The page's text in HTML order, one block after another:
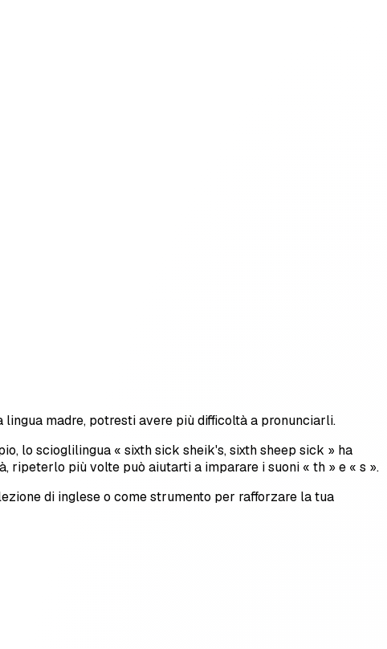
madre, potresti avere più difficoltà a pronunciarli.
lo scioglilingua « sixth sick sheik's, sixth sheep sick » ha
ripeterlo più volte può aiutarti a imparare i suoni « th » e « s ».
di inglese o come strumento per rafforzare la tua